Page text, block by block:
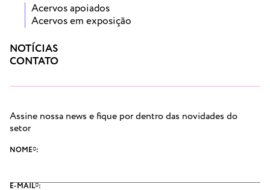
Acervos apoiados
Acervos em exposição
NOTÍCIAS
CONTATO
Assine nossa news e fique por dentro das novidades do
setor
NOME*:
E-MAIL*: